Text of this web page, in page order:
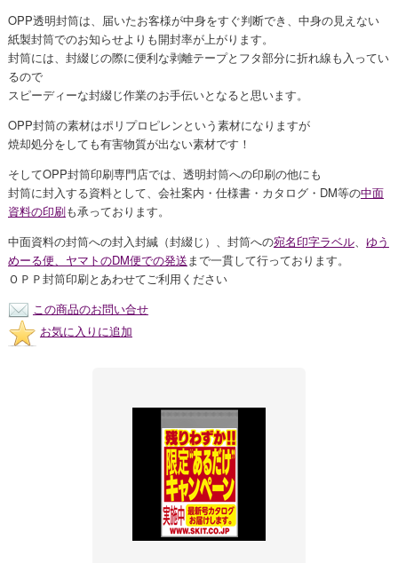
OPP透明封筒は、届いたお客様が中身をすぐ判断でき、中身の見えない
紙製封筒でのお知らせよりも開封率が上がります。
封筒には、封綴じの際に便利な剥離テープとフタ部分に折れ線も入ってい
るので
スピーディーな封綴じ作業のお手伝いとなると思います。
OPP封筒の素材はポリプロピレンという素材になりますが
焼却処分をしても有害物質が出ない素材です！
そしてOPP封筒印刷専門店では、透明封筒への印刷の他にも
封筒に封入する資料として、会社案内・仕様書・カタログ・DM等の中面
資料の印刷も承っております。
中面資料の封筒への封入封緘（封綴じ）、封筒への宛名印字ラベル、 ゆう
めーる便、ヤマトのDM便での発送まで一貫して行っております。
ＯＰＰ封筒印刷とあわせてご利用ください
この商品のお問い合せ
お気に入りに追加